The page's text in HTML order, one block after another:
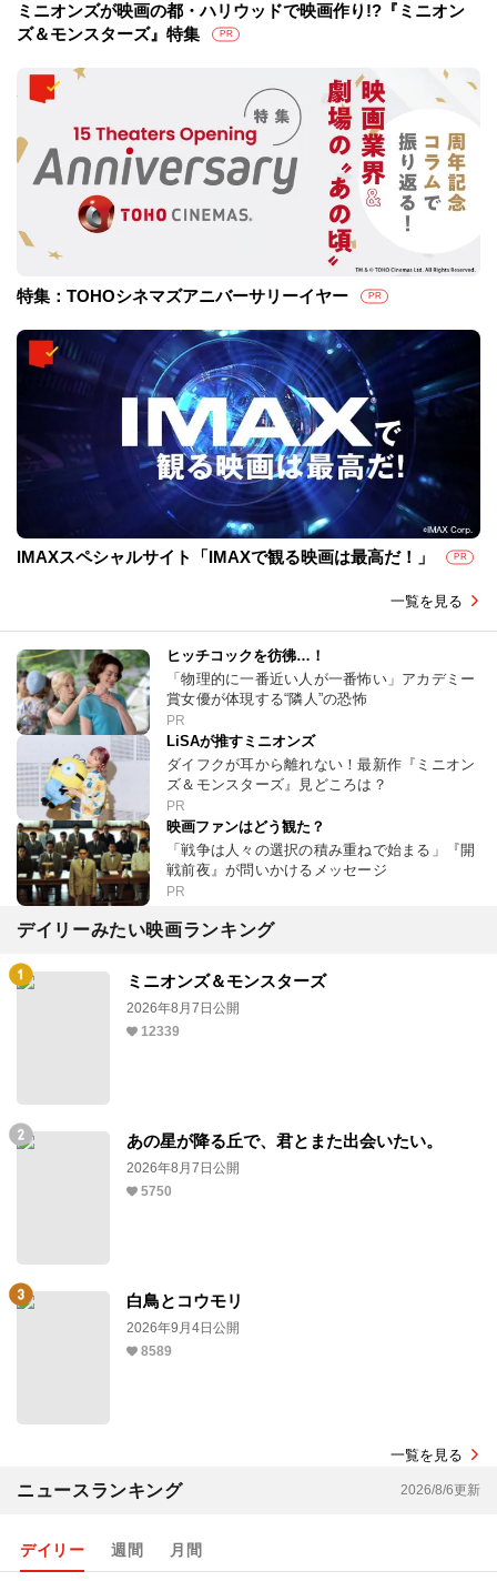
ミニオンズが映画の都・ハリウッドで映画作り!?『ミニオン
ズ＆モンスターズ』特集
PR
特集：TOHOシネマズアニバーサリーイヤー PR
IMAXスペシャルサイト「IMAXで観る映画は最高だ！」 PR
一覧を見る
ヒッチコックを彷彿…！
「物理的に一番近い人が一番怖い」アカデミー
賞女優が体現する“隣人”の恐怖
PR
LiSAが推すミニオンズ
ダイフクが耳から離れない！最新作『ミニオン
ズ＆モンスターズ』見どころは？
PR
映画ファンはどう観た？
「戦争は人々の選択の積み重ねで始まる」『開
戦前夜』が問いかけるメッセージ
PR
デイリーみたい映画ランキング
ミニオンズ＆モンスターズ
2026年8月7日公開
12339
あの星が降る丘で、君とまた出会いたい。
2026年8月7日公開
5750
白鳥とコウモリ
2026年9月4日公開
8589
一覧を見る
ニュースランキング 2026/8/6更新
デイリー 週間 月間